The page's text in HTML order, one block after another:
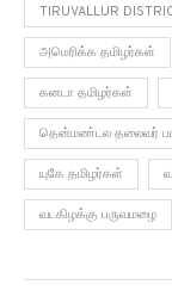
TIRUVALLUR
அமெரிக்க தமிழர்கள்
கனடா தமிழர்கள்
தென்மண்டல தலைவர்
யுகே தமிழர்கள்
வடகிழக்கு பருவமழை